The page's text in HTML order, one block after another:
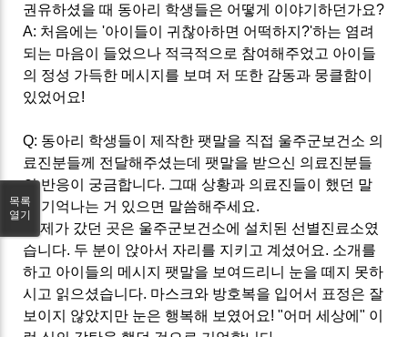
권유하셨을 때 동아리 학생들은 어떻게 이야기하던가요?
A: 처음에는'아이들이 귀찮아하면 어떡하지?'하는 염려
되는 마음이 들었으나 적극적으로 참여해주었고 아이들
의 정성 가득한 메시지를 보며 저 또한 감동과 뭉클함이
있었어요!
Q: 동아리 학생들이 제작한 팻말을 직접 울주군보건소 의
료진분들께 전달해주셨는데 팻말을 받으신 의료진분들
의 반응이 궁금합니다. 그때 상황과 의료진들이 했던 말
중 기억나는 거 있으면 말씀해주세요.
제가 갔던 곳은 울주군보건소에 설치된 선별진료소였
습니다. 두 분이 앉아서 자리를 지키고 계셨어요. 소개를
하고 아이들의 메시지 팻말을 보여드리니 눈을 떼지 못하
시고 읽으셨습니다. 마스크와 방호복을 입어서 표정은 잘
보이지 않았지만 눈은 행복해 보였어요! "어머 세상에" 이
목록
열기